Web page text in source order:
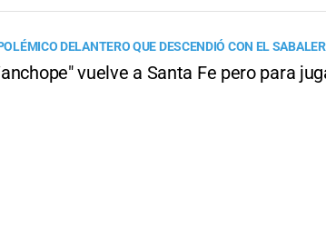
DELANTERO QUE DESCENDIÓ CON EL
vuelve a Santa Fe pero para